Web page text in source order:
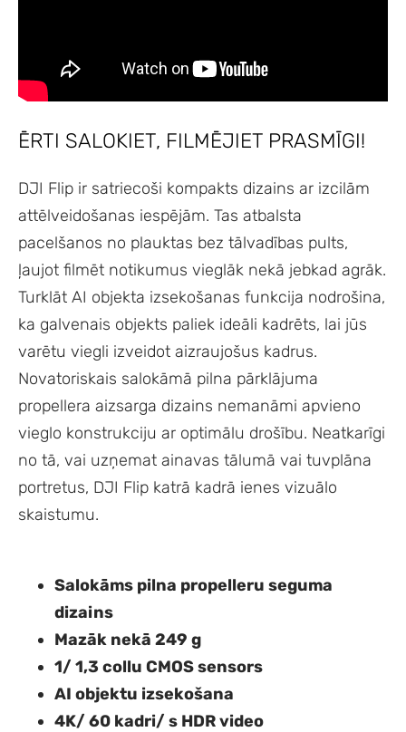
ĒRTI SALOKIET, FILMĒJIET PRASMĪGI!
DJI Flip ir satriecoši kompakts dizains ar izcilām
attēlveidošanas iespējām. Tas atbalsta
pacelšanos no plauktas bez tālvadības pults,
ļaujot filmēt notikumus vieglāk nekā jebkad agrāk.
Turklāt AI objekta izsekošanas funkcija nodrošina,
ka galvenais objekts paliek ideāli kadrēts, lai jūs
varētu viegli izveidot aizraujošus kadrus.
Novatoriskais salokāmā pilna pārklājuma
propellera aizsarga dizains nemanāmi apvieno
vieglo konstrukciju ar optimālu drošību. Neatkarīgi
no tā, vai uzņemat ainavas tālumā vai tuvplāna
portretus, DJI Flip katrā kadrā ienes vizuālo
skaistumu.
Salokāms pilna propelleru seguma
dizains
Mazāk nekā 249 g
1/ 1,3 collu CMOS sensors
AI objektu izsekošana
4K/ 60 kadri/ s HDR video